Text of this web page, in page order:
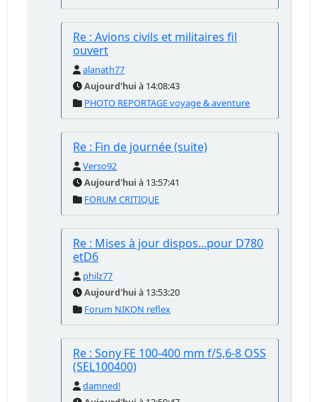
Re : Avions civils et militaires fil
ouvert
alanath77
Aujourd'hui à 14:08:43
PHOTO REPORTAGE voyage & aventure
Re : Fin de journée (suite)
Verso92
Aujourd'hui à 13:57:41
FORUM CRITIQUE
Re : Mises à jour dispos...pour D780
etD6
philz77
Aujourd'hui à 13:53:20
Forum NIKON reflex
Re : Sony FE 100-400 mm f/5,6-8 OSS
(SEL100400)
damned!